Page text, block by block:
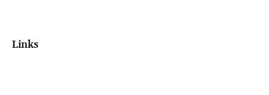
Links